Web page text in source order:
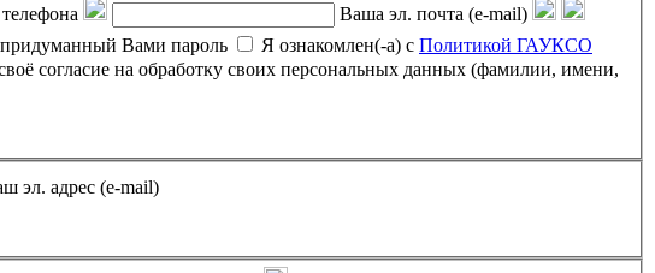
Ваша эл. почта (e-mail)
Вами пароль Я ознакомлен(-а) с Политикой ГАУКСО
эл. адрес (e-mail)